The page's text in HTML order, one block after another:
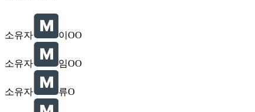
소유자 이OO
소유자 임OO
소유자 류O